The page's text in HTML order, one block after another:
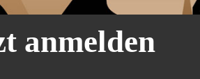
anmelden